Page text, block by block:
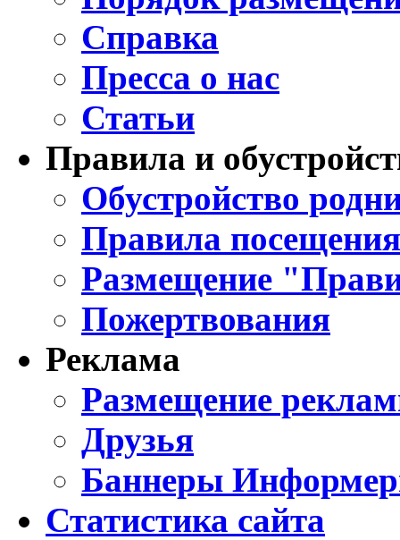
Справка
Пресса о нас
Статьи
Правила и
Обустройство
Правила
Размещение
Пожертвования
Реклама
Размещение
Друзья
Баннеры
Статистика сайта